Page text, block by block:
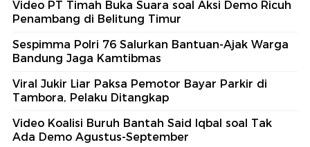
Video PT Timah Buka Suara soal Aksi Demo Ricuh
Penambang di Belitung Timur
Sespimma Polri 76 Salurkan Bantuan-Ajak Warga
Bandung Jaga Kamtibmas
Viral Jukir Liar Paksa Pemotor Bayar Parkir di
Tambora, Pelaku Ditangkap
Video Koalisi Buruh Bantah Said Iqbal soal Tak
Ada Demo Agustus-September